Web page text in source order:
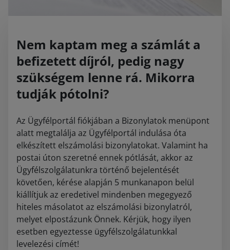
Nem kaptam meg a számlát a
befizetett díjról, pedig nagy
szükségem lenne rá. Mikorra
tudják pótolni?
Az Ügyfélportál fiókjában a Bizonylatok menüpont
alatt megtalálja az Ügyfélportál indulása óta
elkészített elszámolási bizonylatokat. Valamint ha
postai úton szeretné ennek pótlását, akkor az
Ügyfélszolgálatunkra történő bejelentését
követően, kérése alapján 5 munkanapon belül
kiállítjuk az eredetivel mindenben megegyező
hiteles másolatot az elszámolási bizonylatról,
melyet elpostázunk Önnek. Kérjük, hogy ilyen
esetben egyeztesse ügyfélszolgálatunkkal
levelezési címét!